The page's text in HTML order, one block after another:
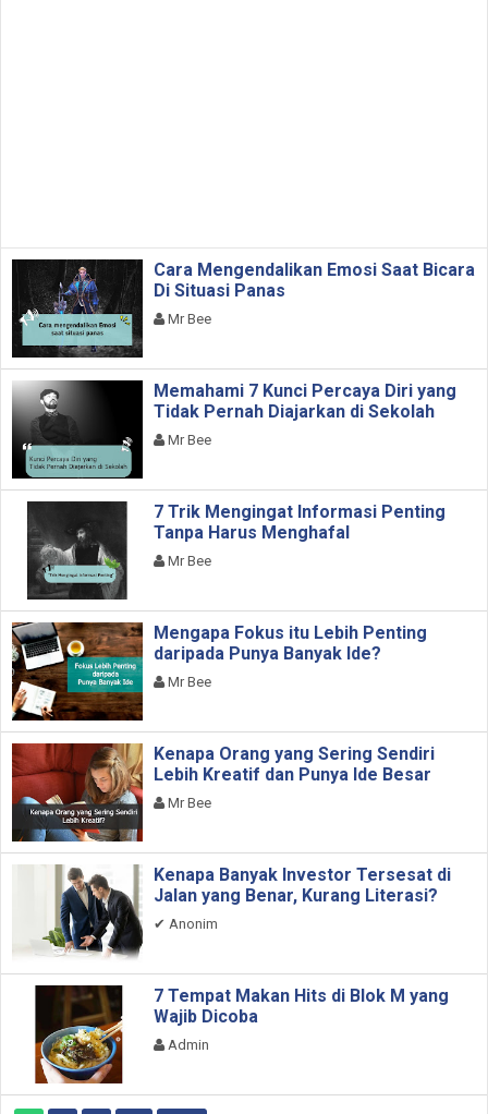
Cara Mengendalikan Emosi Saat Bicara
Di Situasi Panas
Mr Bee
Memahami 7 Kunci Percaya Diri yang
Tidak Pernah Diajarkan di Sekolah
Mr Bee
7 Trik Mengingat Informasi Penting
Tanpa Harus Menghafal
Mr Bee
Mengapa Fokus itu Lebih Penting
daripada Punya Banyak Ide?
Mr Bee
Kenapa Orang yang Sering Sendiri
Lebih Kreatif dan Punya Ide Besar
Mr Bee
Kenapa Banyak Investor Tersesat di
Jalan yang Benar, Kurang Literasi?
✔ Anonim
7 Tempat Makan Hits di Blok M yang
Wajib Dicoba
Admin